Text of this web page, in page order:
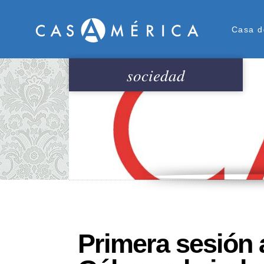
Casa
sociedad
Primera sesión